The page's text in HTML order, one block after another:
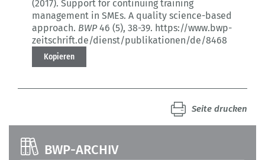
(2017). Support for continuing training
management in SMEs. A quality science-based
approach. BWP46 (5), 38-39. https://www.bwp-
zeitschrift.de/dienst/publikationen/de/8468
Kopieren
Seite drucken
BWP-ARCHIV